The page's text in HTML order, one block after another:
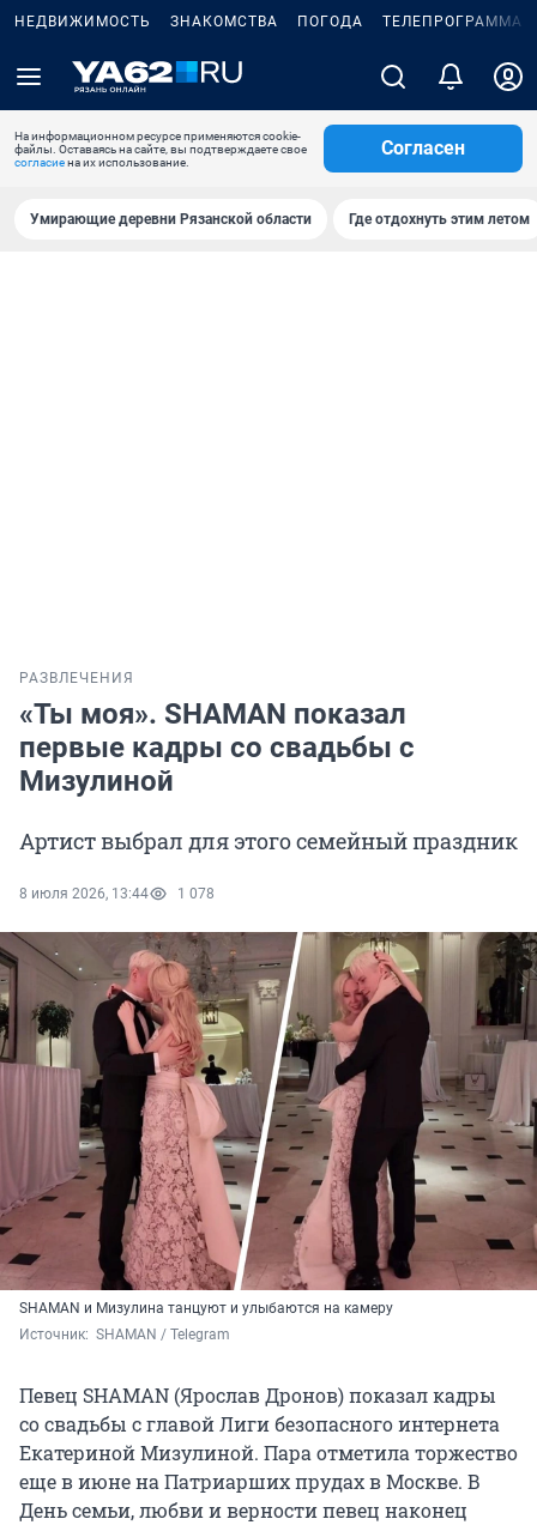
НЕДВИЖИМОСТЬ ЗНАКОМСТВА ПОГОДА ТЕЛЕПРОГРАММА
На информационном ресурсе применяются cookie-
файлы. Оставаясь на сайте, вы подтверждаете свое
согласиена их использование.
Согласен
Умирающие деревни Рязанской области Где отдохнуть этим летом
РАЗВЛЕЧЕНИЯ
«Ты моя». SHAMAN показал
первые кадры со свадьбы с
Мизулиной
Артист выбрал для этого семейный праздник
8 июля 2026, 13:44 1 078
SHAMAN и Мизулина танцуют и улыбаются на камеру
Источник: SHAMAN / Telegram
Певец SHAMAN (Ярослав Дронов) показал кадры
со свадьбы с главой Лиги безопасного интернета
Екатериной Мизулиной. Пара отметила торжество
еще в июне на Патриарших прудах в Москве. В
День семьи, любви и верности певец наконец